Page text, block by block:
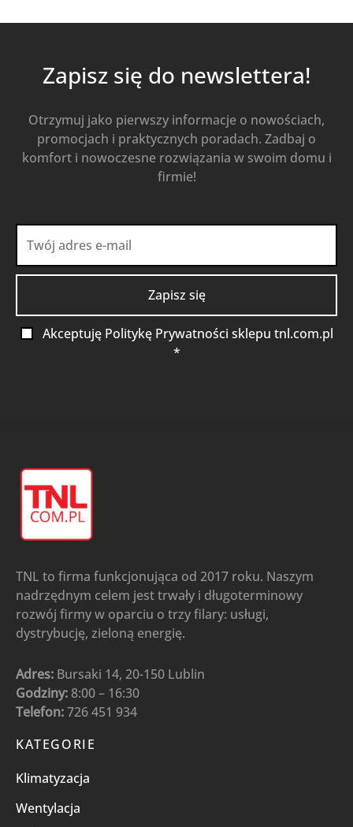
Zapisz się do newslettera!
Otrzymuj jako pierwszy informacje o nowościach,
promocjach i praktycznych poradach. Zadbaj o
komfort i nowoczesne rozwiązania w swoim domu i
firmie!
Akceptuję Politykę Prywatności sklepu tnl.com.pl
*
TNL to firma funkcjonująca od 2017 roku. Naszym
nadrzędnym celem jest trwały i długoterminowy
rozwój firmy w oparciu o trzy filary: usługi,
dystrybucję, zieloną energię.
Adres: Bursaki 14, 20-150 Lublin
Godziny: 8:00 – 16:30
Telefon:726 451 934
KATEGORIE
Klimatyzacja
Wentylacja